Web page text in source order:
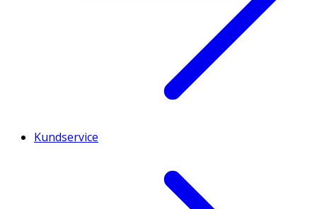
Kundservice